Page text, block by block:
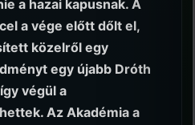
a hazai kapusnak. A
a vége előtt dőlt el,
közelről egy
egy újabb Dróth
végül a
Az Akadémia a